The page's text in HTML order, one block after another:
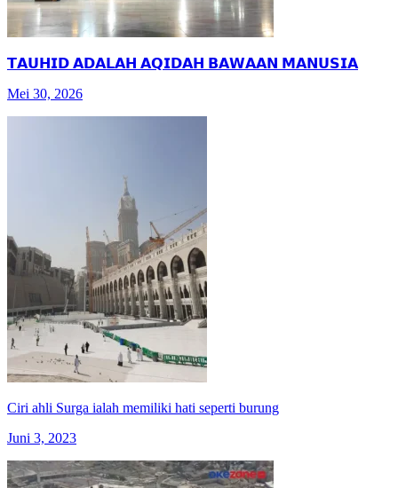
𝗧𝗔𝗨𝗛𝗜𝗗 𝗔𝗗𝗔𝗟𝗔𝗛 𝗔𝗤𝗜𝗗𝗔𝗛 𝗕𝗔𝗪𝗔𝗔𝗡 𝗠𝗔𝗡𝗨𝗦𝗜𝗔
Mei 30, 2026
Ciri ahli Surga ialah memiliki hati seperti burung
Juni 3, 2023